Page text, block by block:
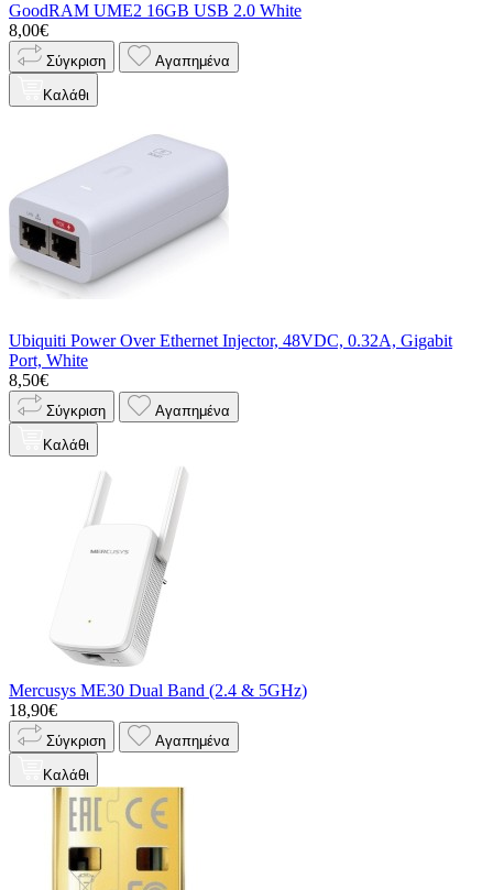
GoodRAM UME2 16GB USB 2.0 White
8,00€
Σύγκριση Αγαπημένα
Καλάθι
Ubiquiti Power Over Ethernet Injector, 48VDC, 0.32A, Gigabit
Port, White
8,50€
Σύγκριση Αγαπημένα
Καλάθι
Mercusys ME30 Dual Band (2.4 & 5GHz)
18,90€
Σύγκριση Αγαπημένα
Καλάθι